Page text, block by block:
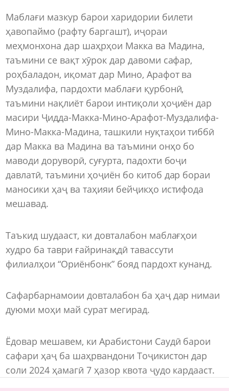
Маблағи мазкур барои харидории билети
ҳавопаймо (рафту баргашт), иҷораи
меҳмонхона дар шаҳрҳои Макка ва Мадина,
таъмини се вақт хӯрок дар давоми сафар,
роҳбаладон, иқомат дар Мино, Арафот ва
Муздалифа, пардохти маблағи қурбонӣ,
таъмини нақлиёт барои интиқоли ҳоҷиён дар
масири Ҷидда-Макка-Мино-Арафот-Муздалифа-
Мино-Макка-Мадина, ташкили нуқтаҳои тиббӣ
дар Макка ва Мадина ва таъмини онҳо бо
маводи доруворӣ, суғурта, падохти боҷи
давлатӣ, таъмини ҳоҷиён бо китоб дар бораи
маносики ҳаҷ ва таҳияи бейҷикҳо истифода
мешавад.
Таъкид шудааст, ки довталабон маблағҳои
худро ба таври ғайринақдӣ тавассути
филиалҳои “Ориёнбонк” бояд пардохт кунанд.
Сафарбарнамоии довталабон ба ҳаҷ дар нимаи
дуюми моҳи май сурат мегирад.
Ёдовар мешавем, ки Арабистони Саудӣ барои
сафари ҳаҷ ба шаҳрвандони Тоҷикистон дар
соли 2024 ҳамагӣ 7 ҳазор квота ҷудо кардааст.